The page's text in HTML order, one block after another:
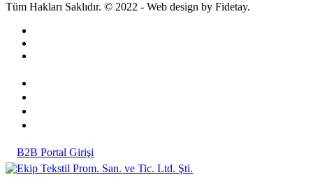
Tüm Hakları Saklıdır. © 2022 - Web design by Fidetay.
B2B Portal Girişi